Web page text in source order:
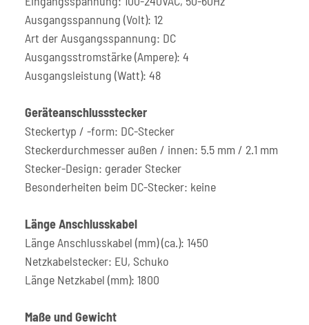
Ausgangsspannung (Volt): 12
Art der Ausgangsspannung: DC
Ausgangsstromstärke (Ampere): 4
Ausgangsleistung (Watt): 48
Geräteanschlussstecker
Steckertyp / -form: DC-Stecker
Steckerdurchmesser außen / innen: 5.5 mm / 2.1 mm
Stecker-Design: gerader Stecker
Besonderheiten beim DC-Stecker: keine
Länge Anschlusskabel
Länge Anschlusskabel (mm) (ca.): 1450
Netzkabelstecker: EU, Schuko
Länge Netzkabel (mm): 1800
Maße und Gewicht